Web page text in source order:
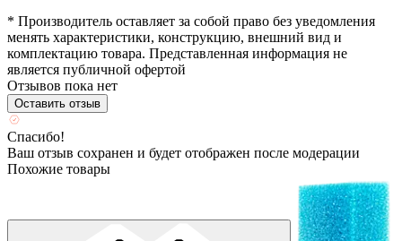
* Производитель оставляет за собой право без уведомления
менять характеристики, конструкцию, внешний вид и
комплектацию товара. Представленная информация не
является публичной офертой
Отзывов пока нет
Оставить отзыв
Спасибо!
Ваш отзыв сохранен и будет отображен после модерации
Похожие товары